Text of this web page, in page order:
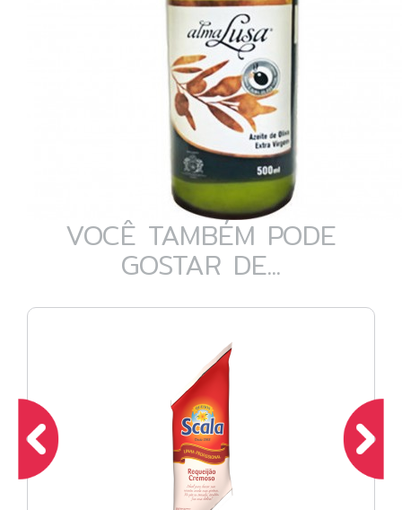
VOCÊ TAMBÉM PODE
GOSTAR DE...